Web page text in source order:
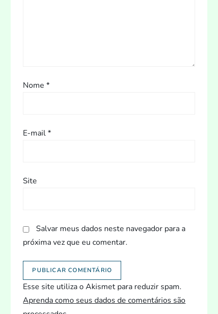
s
Nome*
E-mail*
Site
Salvar meus dados neste navegador para a
próxima vez que eu comentar.
Esse site utiliza o Akismet para reduzir spam.
Aprenda como seus dados de comentários são